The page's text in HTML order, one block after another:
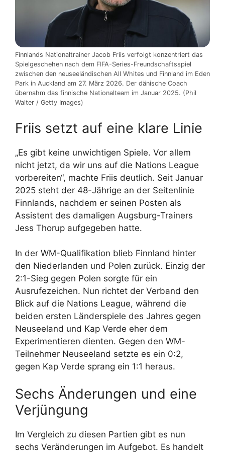
Finnlands Nationaltrainer Jacob Friis verfolgt konzentriert das
Spielgeschehen nach dem FIFA-Series-Freundschaftsspiel
zwischen den neuseeländischen All Whites und Finnland im Eden
Park in Auckland am 27. März 2026. Der dänische Coach
übernahm das finnische Nationalteam im Januar 2025. (Phil
Walter / Getty Images)
Friis setzt auf eine klare Linie
„Es gibt keine unwichtigen Spiele. Vor allem
nicht jetzt, da wir uns auf die Nations League
vorbereiten“, machte Friis deutlich. Seit Januar
2025 steht der 48-Jährige an der Seitenlinie
Finnlands, nachdem er seinen Posten als
Assistent des damaligen Augsburg-Trainers
Jess Thorup aufgegeben hatte.
In der WM-Qualifikation blieb Finnland hinter
den Niederlanden und Polen zurück. Einzig der
2:1-Sieg gegen Polen sorgte für ein
Ausrufezeichen. Nun richtet der Verband den
Blick auf die Nations League, während die
beiden ersten Länderspiele des Jahres gegen
Neuseeland und Kap Verde eher dem
Experimentieren dienten. Gegen den WM-
Teilnehmer Neuseeland setzte es ein 0:2,
gegen Kap Verde sprang ein 1:1 heraus.
Sechs Änderungen und eine
Verjüngung
Im Vergleich zu diesen Partien gibt es nun
sechs Veränderungen im Aufgebot. Es handelt